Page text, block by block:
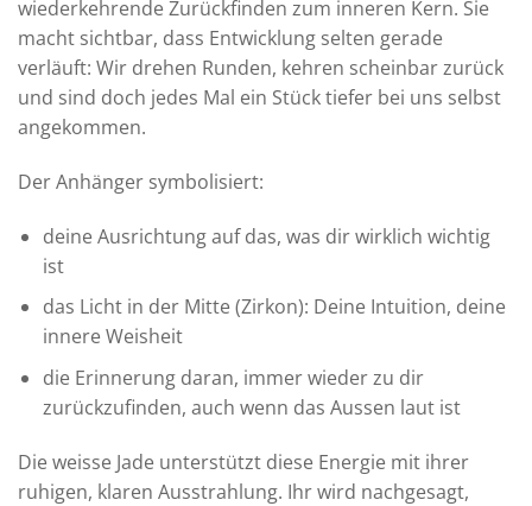
wiederkehrende Zurückfinden zum inneren Kern. Sie
macht sichtbar, dass Entwicklung selten gerade
verläuft: Wir drehen Runden, kehren scheinbar zurück
und sind doch jedes Mal ein Stück tiefer bei uns selbst
angekommen.
Der Anhänger symbolisiert:
deine Ausrichtung auf das, was dir wirklich wichtig
ist
das Licht in der Mitte (Zirkon): Deine Intuition, deine
innere Weisheit
die Erinnerung daran, immer wieder zu dir
zurückzufinden, auch wenn das Aussen laut ist
Die weisse Jade unterstützt diese Energie mit ihrer
ruhigen, klaren Ausstrahlung. Ihr wird nachgesagt,